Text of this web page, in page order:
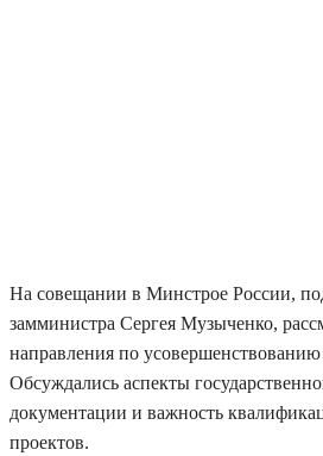
На совещании в Минстрое России,
замминистра Сергея Музыченко,
направления по усовершенствованию
Обсуждались аспекты
документации и важность
проектов.